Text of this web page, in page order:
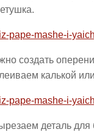
создать
калькой
деталь для